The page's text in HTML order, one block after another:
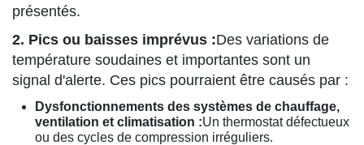
présentés.
2. Pics ou baisses imprévus :Des variations de
température soudaines et importantes sont un
signal d'alerte. Ces pics pourraient être causés par :
Dysfonctionnements des systèmes de chauffage,
ventilation et climatisation :Un thermostat défectueux
ou des cycles de compression irréguliers.